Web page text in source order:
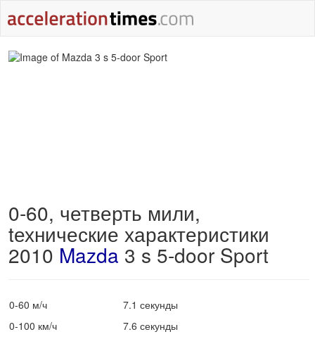
0-60, четверть мили,
tехнические характеристики
2010 Mazda 3 s 5-door Sport
0-60 м/ч
7.1 секунды
0-100 км/ч
7.6 секунды